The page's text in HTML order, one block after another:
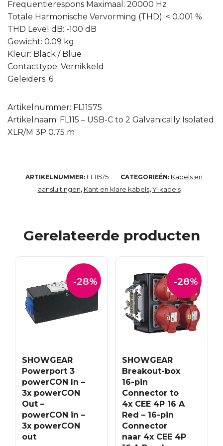
Frequentierespons Maximaal: 20000 Hz
Totale Harmonische Vervorming (THD): < 0.001 %
THD Level dB: -100 dB
Gewicht: 0.09 kg
Kleur: Black / Blue
Contacttype: Vernikkeld
Geleiders: 6
Artikelnummer: FL11575
Artikelnaam: FL115 – USB-C to 2 Galvanically Isolated
XLR/M 3P 0.75 m
ARTIKELNUMMER: FL11575 CATEGORIEËN: Kabels en
aansluitingen, Kant en klare kabels, Y-kabels
Gerelateerde producten
-28%
SHOWGEAR
Powerport 3
powerCON In –
3x powerCON
Out –
powerCON in –
3x powerCON
out
-28%
SHOWGEAR
Breakout-box
16-pin
Connector to
4x CEE 4P 16 A
Red – 16-pin
Connector
naar 4x CEE 4P